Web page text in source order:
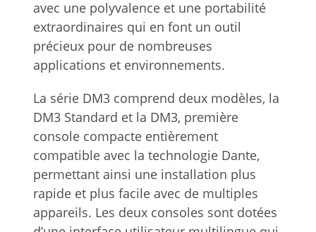
avec une polyvalence et une portabilité
extraordinaires qui en font un outil
précieux pour de nombreuses
applications et environnements.
La série DM3 comprend deux modèles, la
DM3 Standard et la DM3, première
console compacte entièrement
compatible avec la technologie Dante,
permettant ainsi une installation plus
rapide et plus facile avec de multiples
appareils. Les deux consoles sont dotées